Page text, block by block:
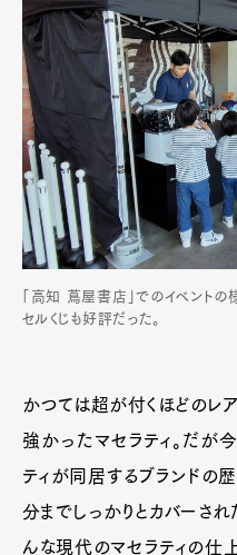
「高知 蔦屋書店」でのイベントの
セルくじも好評だった。
かつては超が付くほどのレ
強かったマセラティ。だが
ティが同居するブランドの
分までしっかりとカバーされ
んな現代のマセラティの仕